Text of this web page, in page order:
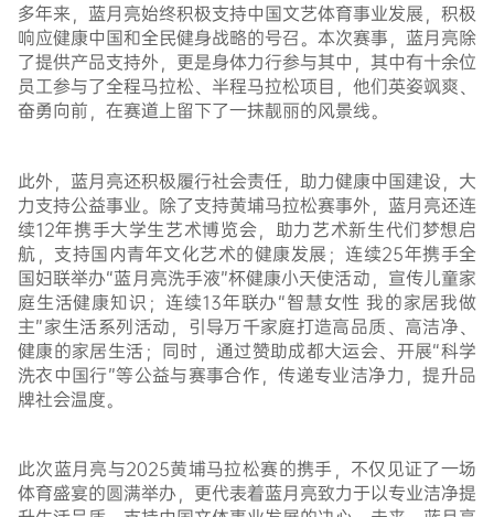
多年来，蓝月亮始终积极支持中国文艺体育事业发展，积极
响应健康中国和全民健身战略的号召。本次赛事，蓝月亮除
了提供产品支持外，更是身体力行参与其中，其中有十余位
员工参与了全程马拉松、半程马拉松项目，他们英姿飒爽、
奋勇向前，在赛道上留下了一抹靓丽的风景线。
此外，蓝月亮还积极履行社会责任，助力健康中国建设，大
力支持公益事业。除了支持黄埔马拉松赛事外，蓝月亮还连
续12年携手大学生艺术博览会，助力艺术新生代们梦想启
航，支持国内青年文化艺术的健康发展；连续25年携手全
国妇联举办“蓝月亮洗手液”杯健康小天使活动，宣传儿童家
庭生活健康知识；连续13年联办“智慧女性 我的家居我做
主”家生活系列活动，引导万千家庭打造高品质、高洁净、
健康的家居生活；同时，通过赞助成都大运会、开展“科学
洗衣中国行”等公益与赛事合作，传递专业洁净力，提升品
牌社会温度。
此次蓝月亮与2025黄埔马拉松赛的携手，不仅见证了一场
体育盛宴的圆满举办，更代表着蓝月亮致力于以专业洁净提